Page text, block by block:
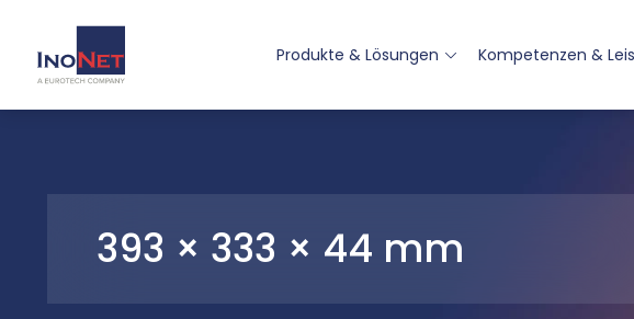
Produkte & Lösungen Kompetenzen &
393 × 333 × 44 mm